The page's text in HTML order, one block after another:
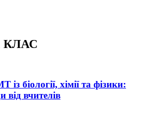
КЛАС
біології, хімії та фізики:
від вчителів